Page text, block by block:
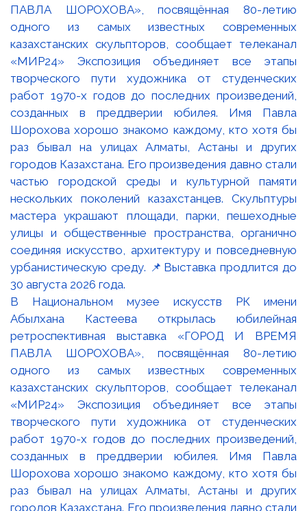
В Национальном музее искусств РК имени
Абылхана Кастеева открылась юбилейная
ретроспективная выставка «ГОРОД И ВРЕМЯ
ПАВЛА ШОРОХОВА», посвящённая 80-летию
одного из самых известных современных
казахстанских скульпторов, сообщает телеканал
«МИР24» Экспозиция объединяет все этапы
творческого пути художника от студенческих
работ 1970-х годов до последних произведений,
созданных в преддверии юбилея. Имя Павла
Шорохова хорошо знакомо каждому, кто хотя бы
раз бывал на улицах Алматы, Астаны и других
городов Казахстана. Его произведения давно стали